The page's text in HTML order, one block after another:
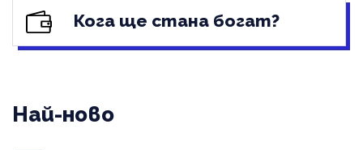
Кога ще стана богат?
Най-ново